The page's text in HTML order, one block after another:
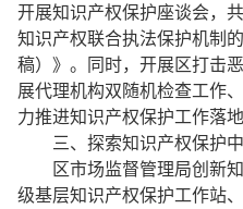
开展知识产权保护座谈会，
知识产权联合执法保护机制
稿）》。同时，开展区打击
展代理机构双随机检查工作
力推进知识产权保护工作落地
三、探索知识产权保护
区市场监督管理局创新
级基层知识产权保护工作站